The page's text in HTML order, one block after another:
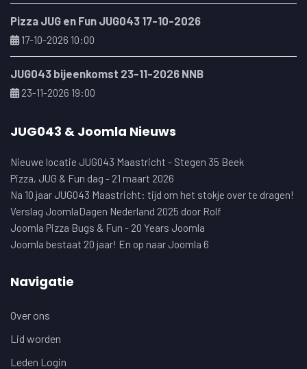
Pizza JUG en Fun JUG043 17-10-2026
17-10-2026 10:00
JUG043 bijeenkomst 23-11-2026 NNB
23-11-2026 19:00
JUG043 & Joomla Nieuws
Nieuwe locatie JUG043 Maastricht - Stegen 35 Beek
Pizza, JUG & Fun dag - 21 maart 2026
Na 10 jaar JUG043 Maastricht: tijd om het stokje over te dragen!
Verslag JoomlaDagen Nederland 2025 door Rolf
Joomla Pizza Bugs & Fun - 20 Years Joomla
Joomla bestaat 20 jaar! En op naar Joomla 6
Navigatie
Over ons
Lid worden
Leden Login